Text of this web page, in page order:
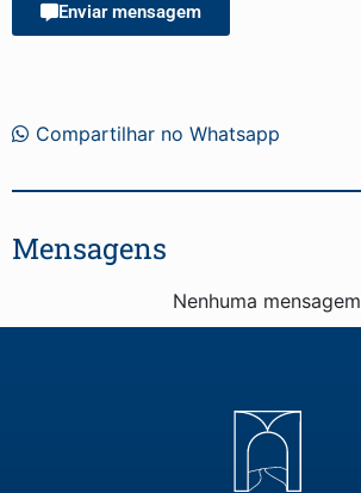
Enviar mensagem
Compartilhar no Whatsapp
Mensagens
Nenhuma mensagem